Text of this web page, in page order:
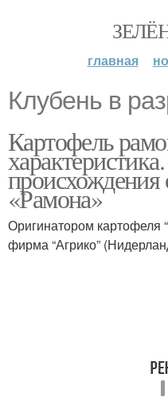
главная
Клубень в
Картофель
происхождения
«Рамона»
Оригинатором картофеля
фирма “Агрико”